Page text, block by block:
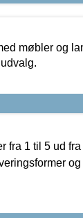
møbler og
fra 1 til 5 ud
og